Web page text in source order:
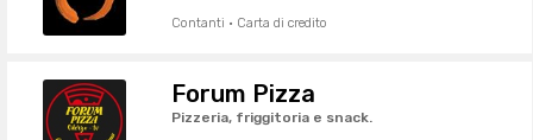
Contanti · Carta di credito
Forum Pizza
Pizzeria, friggitoria e snack.